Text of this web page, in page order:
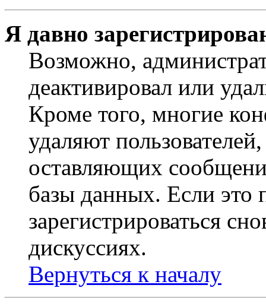
Я давно
Возможно,
деактивировал или
Кроме того, многие
удаляют
оставляющих
базы данных. Если это
зарегистрироваться
дискуссиях.
Вернуться к началу